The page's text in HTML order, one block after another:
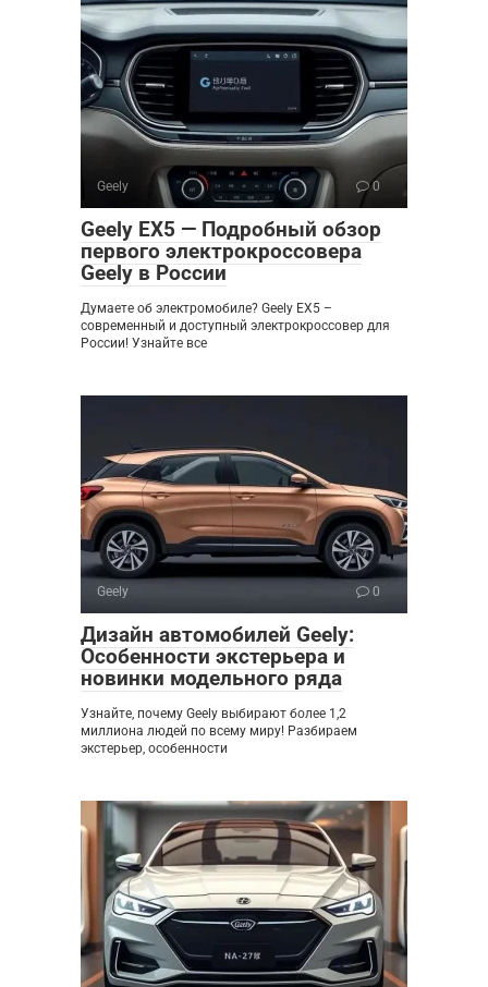
Geely 0
Geely EX5 — Подробный обзор
первого электрокроссовера
Geely в России
Думаете об электромобиле? Geely EX5 –
современный и доступный электрокроссовер для
России! Узнайте все
Geely 0
Дизайн автомобилей Geely:
Особенности экстерьера и
новинки модельного ряда
Узнайте, почему Geely выбирают более 1,2
миллиона людей по всему миру! Разбираем
экстерьер, особенности